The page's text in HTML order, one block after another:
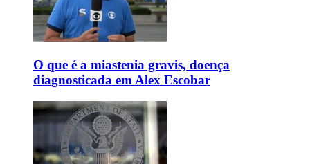
O que é a miastenia gravis, doença
diagnosticada em Alex Escobar